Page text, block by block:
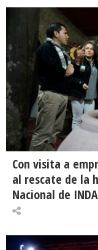
Con visita a
al rescate de la
Nacional de